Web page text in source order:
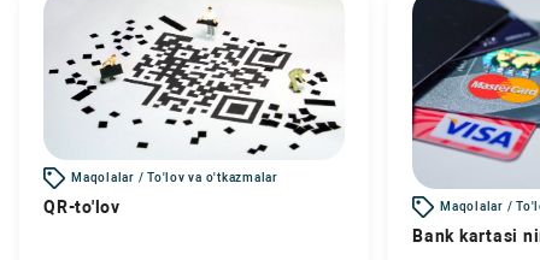
Maqolalar / To'lov va o'tkazmalar
QR-to'lov Maqolalar /
Bank kartasi